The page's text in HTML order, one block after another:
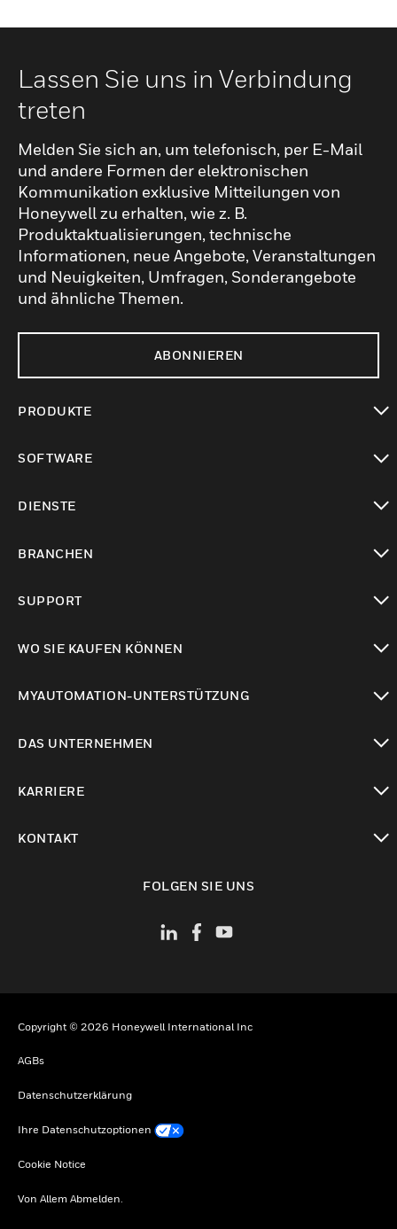
Lassen Sie uns in Verbindung
treten
Melden Sie sich an, um telefonisch, per E-Mail
und andere Formen der elektronischen
Kommunikation exklusive Mitteilungen von
Honeywell zu erhalten, wie z. B.
Produktaktualisierungen, technische
Informationen, neue Angebote, Veranstaltungen
und Neuigkeiten, Umfragen, Sonderangebote
und ähnliche Themen.
ABONNIEREN
PRODUKTE
SOFTWARE
DIENSTE
BRANCHEN
SUPPORT
WO SIE KAUFEN KÖNNEN
MYAUTOMATION-UNTERSTÜTZUNG
DAS UNTERNEHMEN
KARRIERE
KONTAKT
FOLGEN SIE UNS
Copyright © 2026 Honeywell International Inc
AGBs
Datenschutzerklärung
Ihre Datenschutzoptionen
Cookie Notice
Von Allem Abmelden.